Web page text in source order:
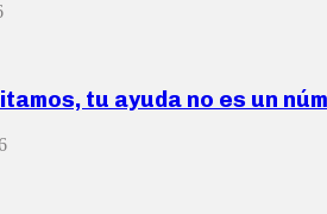
tu ayuda no es un